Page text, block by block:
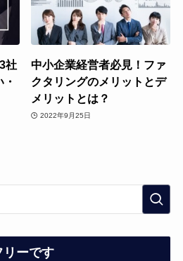
社
中小企業経営者必見！ファ
クタリングのメリットとデ
メリットとは？
2022年9月25日
リーです